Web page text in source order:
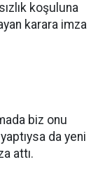
koşuluna
karara imza
biz onu
da yeni
attı.